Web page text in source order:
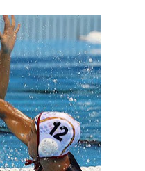
ponen fin al reinado por
Chad Gable y Baron
Suiza) -